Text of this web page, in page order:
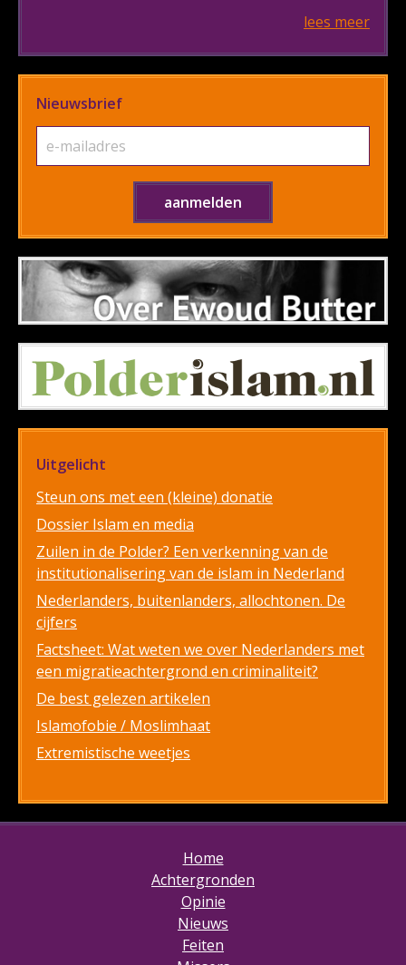
lees meer
Nieuwsbrief
Uitgelicht
Steun ons met een (kleine) donatie
Dossier Islam en media
Zuilen in de Polder? Een verkenning van de
institutionalisering van de islam in Nederland
Nederlanders, buitenlanders, allochtonen. De
cijfers
Factsheet: Wat weten we over Nederlanders met
een migratieachtergrond en criminaliteit?
De best gelezen artikelen
Islamofobie / Moslimhaat
Extremistische weetjes
Home
Achtergronden
Opinie
Nieuws
Feiten